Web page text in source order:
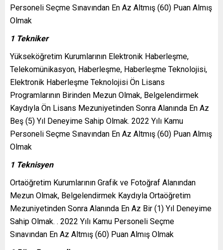
Personeli Seçme Sınavından En Az Altmış (60) Puan Almış
Olmak
1 Tekniker
Yükseköğretim Kurumlarının Elektronik Haberleşme,
Telekomünikasyon, Haberleşme, Haberleşme Teknolojisi,
Elektronik Haberleşme Teknolojisi Ön Lisans
Programlarının Birinden Mezun Olmak, Belgelendirmek
Kaydıyla Ön Lisans Mezuniyetinden Sonra Alanında En Az
Beş (5) Yıl Deneyime Sahip Olmak. 2022 Yılı Kamu
Personeli Seçme Sınavından En Az Altmış (60) Puan Almış
Olmak
1 Teknisyen
Ortaöğretim Kurumlarının Grafik ve Fotoğraf Alanından
Mezun Olmak, Belgelendirmek Kaydıyla Ortaöğretim
Mezuniyetinden Sonra Alanında En Az Bir (1) Yıl Deneyime
Sahip Olmak. . 2022 Yılı Kamu Personeli Seçme
Sınavından En Az Altmış (60) Puan Almış Olmak